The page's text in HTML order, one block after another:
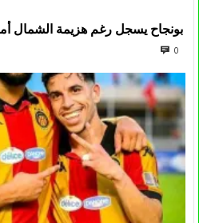
بونجاح يسجل رغم هزيمة الشمال
0